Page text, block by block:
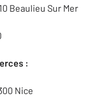
Beaulieu Sur Mer
:
Nice